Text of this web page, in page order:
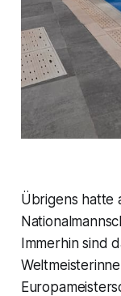
Übrigens hatte
Immerhin sind